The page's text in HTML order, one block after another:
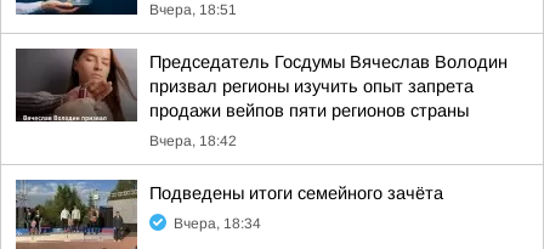
Вчера, 18:51
Председатель Госдумы Вячеслав Володин
призвал регионы изучить опыт запрета
продажи вейпов пяти регионов страны
Вчера, 18:42
Подведены итоги семейного зачёта
Вчера, 18:34